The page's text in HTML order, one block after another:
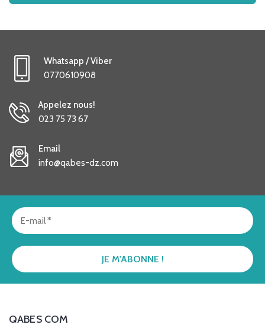
Whatsapp / Viber
0770610908
Appelez nous!
023 75 73 67
Email
info@qabes-dz.com
QABES COM